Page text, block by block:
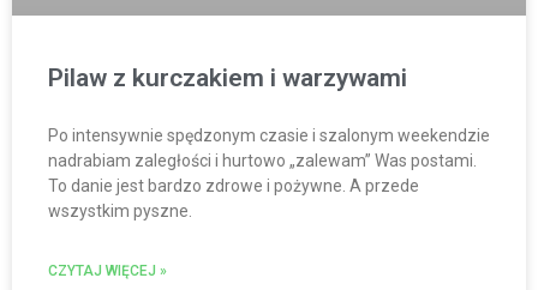
Pilaw z kurczakiem i warzywami
Po intensywnie spędzonym czasie i szalonym weekendzie
nadrabiam zaległości i hurtowo „zalewam” Was postami.
To danie jest bardzo zdrowe i pożywne. A przede
wszystkim pyszne.
CZYTAJ WIĘCEJ »